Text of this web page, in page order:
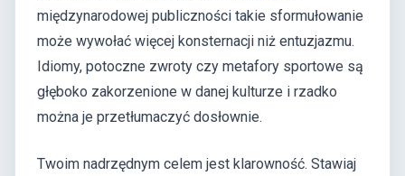
międzynarodowej publiczności takie sformułowanie
może wywołać więcej konsternacji niż entuzjazmu.
Idiomy, potoczne zwroty czy metafory sportowe są
głęboko zakorzenione w danej kulturze i rzadko
można je przetłumaczyć dosłownie.
Twoim nadrzędnym celem jest klarowność. Stawiaj